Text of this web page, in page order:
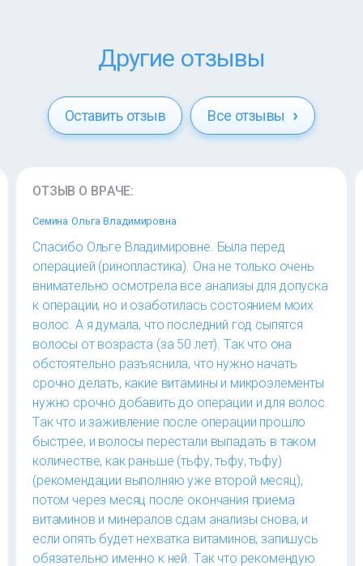
Другие отзывы
Оставить отзыв Все отзывы
ОТЗЫВ О ВРАЧЕ:
Семина Ольга Владимировна
Спасибо Ольге Владимировне. Была перед
операцией (ринопластика). Она не только очень
внимательно осмотрела все анализы для допуска
к операции, но и озаботилась состоянием моих
волос. А я думала, что последний год сыпятся
волосы от возраста (за 50 лет). Так что она
обстоятельно разъяснила, что нужно начать
срочно делать, какие витамины и микроэлементы
нужно срочно добавить до операции и для волос.
Так что и заживление после операции прошло
быстрее, и волосы перестали выпадать в таком
количестве, как раньше (тьфу, тьфу, тьфу)
(рекомендации выполняю уже второй месяц),
потом через месяц после окончания приема
витаминов и минералов сдам анализы снова, и
если опять будет нехватка витаминов, запишусь
обязательно именно к ней. Так что рекомендую